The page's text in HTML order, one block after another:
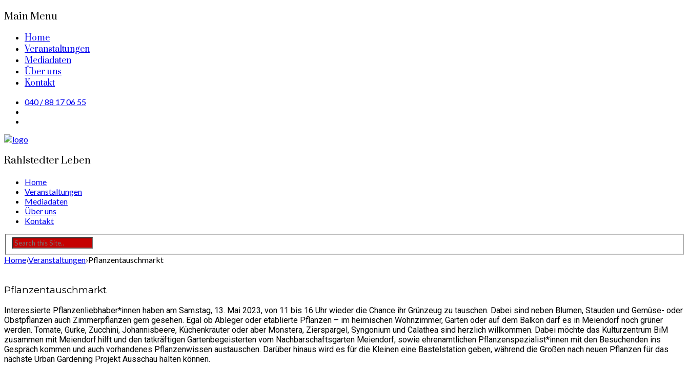
Main Menu
Home
Veranstaltungen
Mediadaten
Über uns
Kontakt
040 / 88 17 06 55
Rahlstedter Leben
Home
Veranstaltungen
Mediadaten
Über uns
Kontakt
Home›Veranstaltungen›Pflanzentauschmarkt
Pflanzentauschmarkt
Interessierte Pflanzenliebhaber*innen haben am Samstag, 13. Mai 2023, von 11 bis 16 Uhr wieder die Chance ihr Grünzeug zu tauschen. Dabei sind neben Blumen, Stauden und Gemüse- oder
Obstpflanzen auch Zimmerpflanzen gern gesehen. Egal ob Ableger oder etablierte Pflanzen – im heimischen Wohnzimmer, Garten oder auf dem Balkon darf es in Meiendorf noch grüner
werden. Tomate, Gurke, Zucchini, Johannisbeere, Küchenkräuter oder aber Monstera, Zierspargel, Syngonium und Calathea sind herzlich willkommen. Dabei möchte das Kulturzentrum BiM
zusammen mit Meiendorf.hilft und den tatkräftigen Gartenbegeisterten vom Nachbarschaftsgarten Meiendorf, sowie ehrenamtlichen Pflanzenspezialist*innen mit den Besuchenden ins
Gespräch kommen und auch vorhandenes Pflanzenwissen austauschen. Darüber hinaus wird es für die Kleinen eine Bastelstation geben, während die Großen nach neuen Pflanzen für das
nächste Urban Gardening Projekt Ausschau halten können.